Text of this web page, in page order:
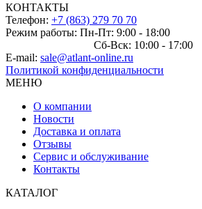
КОНТАКТЫ
Телефон: +7 (863) 279 70 70
Режим работы: Пн-Пт: 9:00 - 18:00
Сб-Вск: 10:00 - 17:00
E-mail: sale@atlant-online.ru
Политикой конфиденциальности
МЕНЮ
О компании
Новости
Доставка и оплата
Отзывы
Сервис и обслуживание
Контакты
КАТАЛОГ